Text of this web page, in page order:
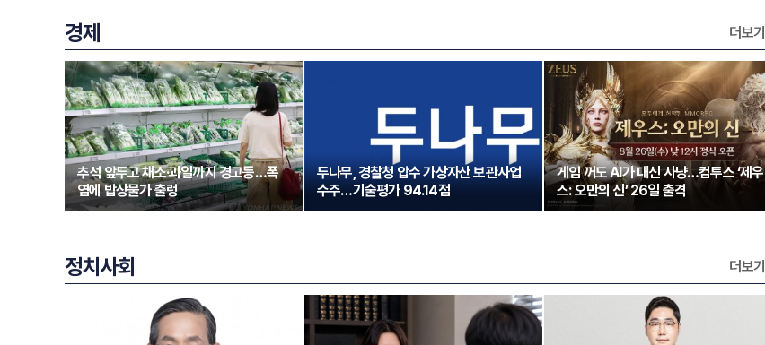
경제 더보기
추석 앞두고 채소·과일까지 경고등…폭
염에 밥상물가 출렁
두나무, 경찰청 압수 가상자산 보관사업
수주…기술평가 94.14점
게임 꺼도 AI가 대신 사냥…컴투스 ‘제우
스: 오만의 신’ 26일 출격
정치사회 더보기